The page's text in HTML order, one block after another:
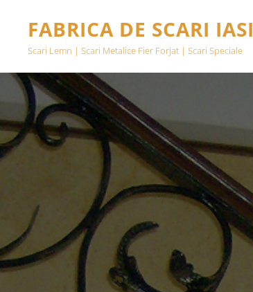
FABRICA DE SCARI IASI
Scari Lemn | Scari Metalice Fier Forjat | Scari Speciale